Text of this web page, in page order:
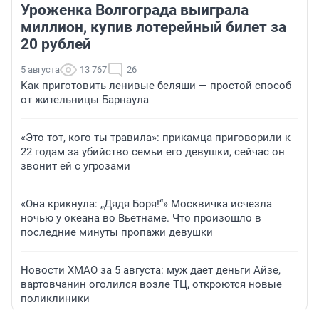
Уроженка Волгограда выиграла
миллион, купив лотерейный билет за
20 рублей
5 августа 13 767 26
Как приготовить ленивые беляши — простой способ
от жительницы Барнаула
«Это тот, кого ты травила»: прикамца приговорили к
22 годам за убийство семьи его девушки, сейчас он
звонит ей с угрозами
«Она крикнула: „Дядя Боря!“» Москвичка исчезла
ночью у океана во Вьетнаме. Что произошло в
последние минуты пропажи девушки
Новости ХМАО за 5 августа: муж дает деньги Айзе,
вартовчанин оголился возле ТЦ, откроются новые
поликлиники